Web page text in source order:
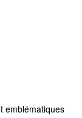
emblématiques